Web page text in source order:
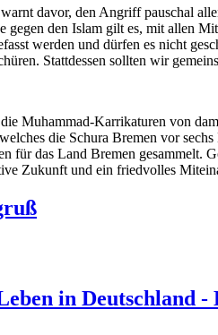
davor, den Angriff pauschal
gegen den Islam gilt es, mit allen
werden und dürfen es nicht
Stattdessen sollten wir
Muhammad-Karrikaturen von
die Schura Bremen vor
für das Land Bremen gesammelt.
Zukunft und ein friedvolles
in Deutschland